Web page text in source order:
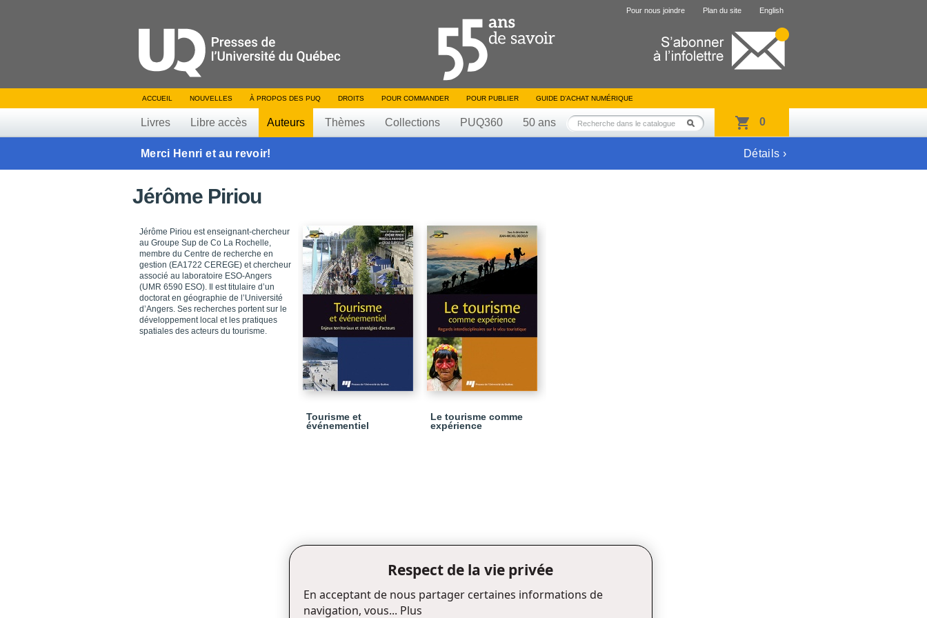
Pour nous joindre Plan du site English
ACCUEIL NOUVELLES À PROPOS DES PUQ DROITS POUR COMMANDER POUR PUBLIER GUIDE D’ACHAT NUMÉRIQUE
Livres Libre accès Auteurs Thèmes Collections PUQ360 50 ans 0
Merci Henri et au revoir! Détails ›
Jérôme Piriou
Jérôme Piriou est enseignant-chercheur
au Groupe Sup de Co La Rochelle,
membre du Centre de recherche en
gestion (EA1722 CEREGE) et chercheur
associé au laboratoire ESO-Angers
(UMR 6590 ESO). Il est titulaire d’un
doctorat en géographie de l’Université
d’Angers. Ses recherches portent sur le
développement local et les pratiques
spatiales des acteurs du tourisme.
Tourisme et
événementiel
Le tourisme comme
expérience
Respect de la vie privée
En acceptant de nous partager certaines informations de
navigation, vous... Plus